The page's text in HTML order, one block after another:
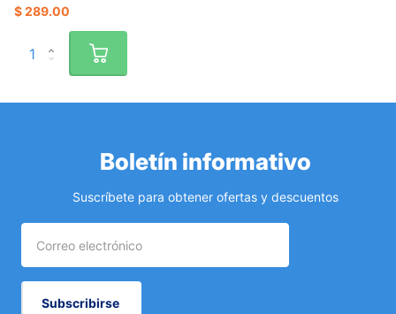
$ 289.00
Boletín informativo
Suscríbete para obtener ofertas y descuentos
Subscribirse